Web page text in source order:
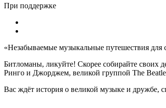
При поддержке
«Незабываемые музыкальные путешествия
Битломаны, ликуйте! Скорее собирайте своих
Ринго и Джорджем, великой группой The
Вас ждёт история о великой музыке и дружбе,